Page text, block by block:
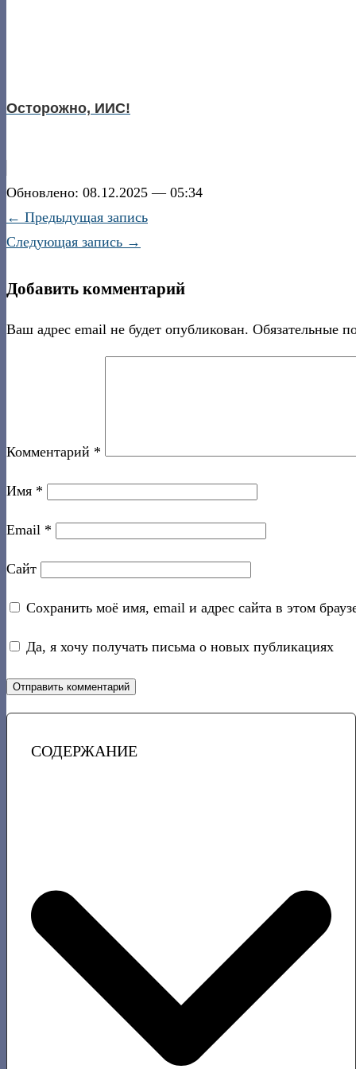
Осторожно, ИИС!
Обновлено: 08.12.2025 — 05:34
← Предыдущая запись
Следующая запись →
Добавить комментарий
Ваш адрес email не будет опубликован. Обязательные
Комментарий *
Имя *
Email *
Сайт
Сохранить моё имя, email и адрес сайта в этом
Да, я хочу получать письма о новых публикациях
СОДЕРЖАНИЕ